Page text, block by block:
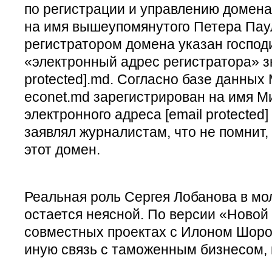
по регистрации и управлению
на имя вышеупомянутого Петера
регистратором домена указан
«электронный адрес регистратора»
protected].md. Согласно базе
econet.md зарегистрирован на имя
электронного адреса [email
заявлял журналистам, что не
этот домен.
Реальная роль Сергея Лобанова в
остается неясной. По версии «Новой
совместных проектах с Илоном
иную связь с таможенным бизнесом,